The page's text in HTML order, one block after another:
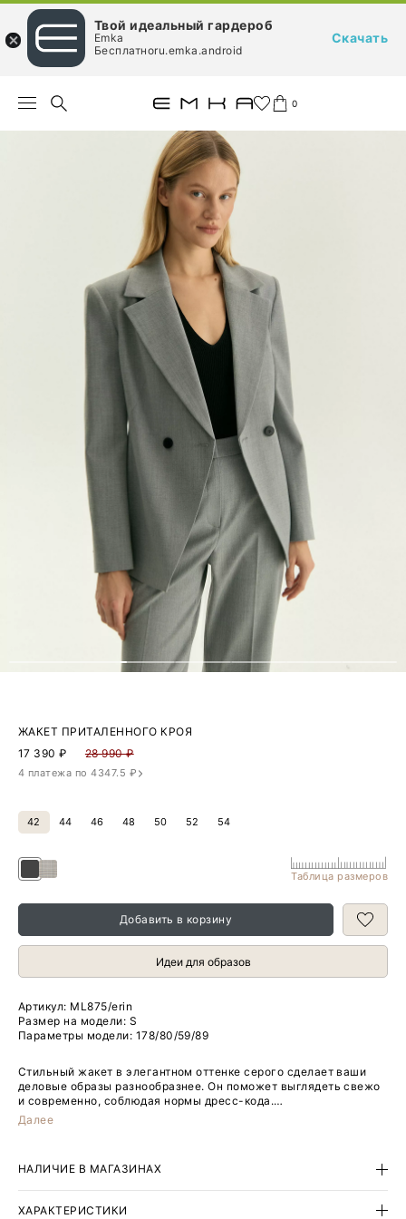
0
ЖАКЕТ ПРИТАЛЕННОГО КРОЯ
17 390₽ 28 990 ₽
4 платежа по 4347.5 ₽
42 44 46 48 50 52 54
Таблица размеров
Добавить в корзину
Идеи для образов
Артикул: ML875/erin
Размер на модели: S
Параметры модели: 178/80/59/89
Стильный жакет в элегантном оттенке серого сделает ваши
деловые образы разнообразнее. Он поможет выглядеть свежо
и современно, соблюдая нормы дресс-кода.
Шарм этой вещи — в деталях. Удлинённую модель отличает
подплечниками и крупными лацканами.
Далее
НАЛИЧИЕ В МАГАЗИНАХ
ХАРАКТЕРИСТИКИ
Твой идеальный гардероб
Emka
Бесплатноru.emka.android
Скачать